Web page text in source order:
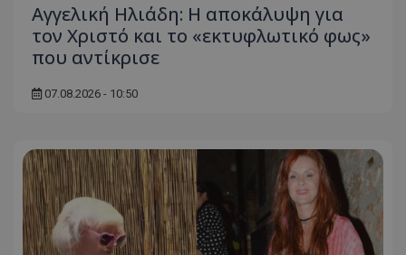
Αγγελική Ηλιάδη: Η αποκάλυψη για
τον Χριστό και το «εκτυφλωτικό φως»
που αντίκρισε
07.08.2026 - 10:50